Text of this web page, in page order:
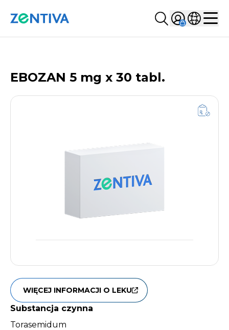
Szukaj...
Sign inWybierz
EBOZAN 5 mg x 30 tabl.
WIĘCEJ INFORMACJI O LEKU
Substancja czynna
Torasemidum